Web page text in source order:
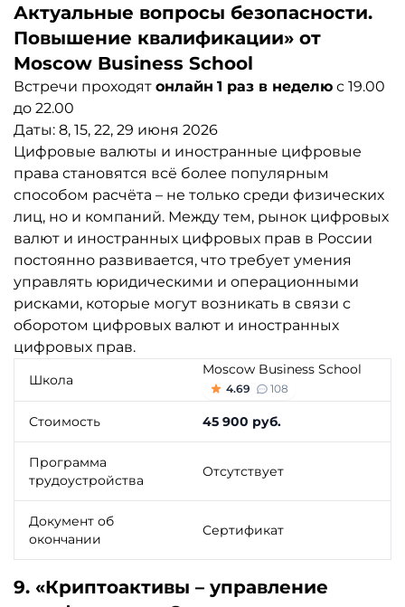
Актуальные вопросы безопасности.
Повышение квалификации» от
Moscow Business School
Встречи проходят онлайн 1 раз в неделю с 19.00
до 22.00
Даты: 8, 15, 22, 29 июня 2026
Цифровые валюты и иностранные цифровые
права становятся всё более популярным
способом расчёта – не только среди физических
лиц, но и компаний. Между тем, рынок цифровых
валют и иностранных цифровых прав в России
постоянно развивается, что требует умения
управлять юридическими и операционными
рисками, которые могут возникать в связи с
оборотом цифровых валют и иностранных
цифровых прав.
Школа
Moscow Business School
4.69 108
Стоимость 45 900 руб.
Программа
трудоустройства
Отсутствует
Документ об
окончании
Сертификат
9. «Криптоактивы – управление